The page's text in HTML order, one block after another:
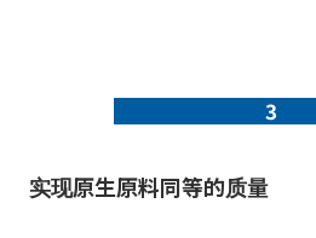
3
实现原生原料同等的质量